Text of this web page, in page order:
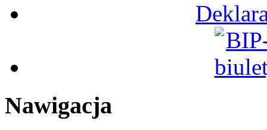
Nawigacja